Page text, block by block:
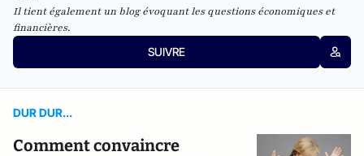
Il tient également un blogévoquant les questions économiques et
financières.
SUIVRE
DUR DUR...
Comment convaincre